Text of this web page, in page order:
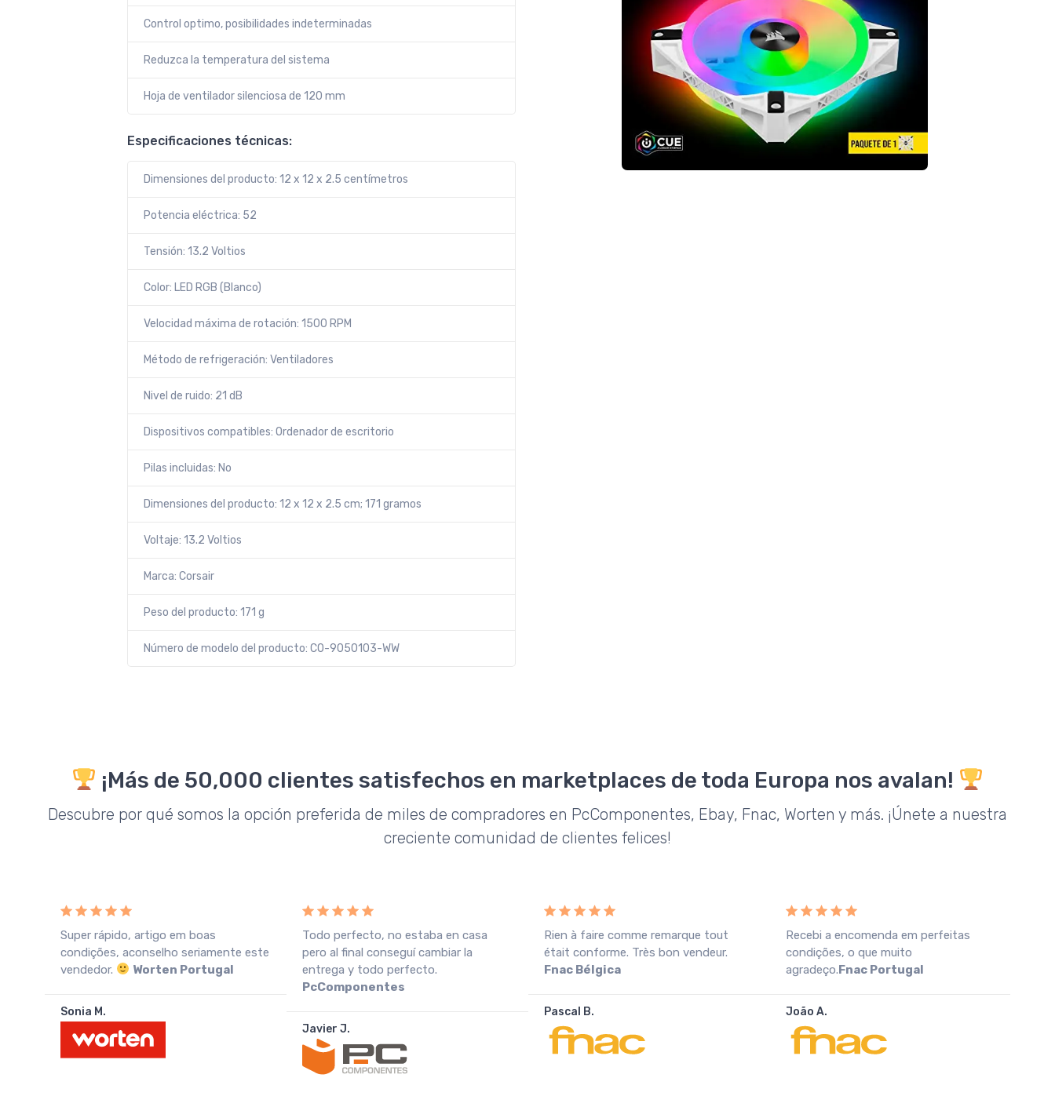
Control optimo, posibilidades indeterminadas
Reduzca la temperatura del sistema
Hoja de ventilador silenciosa de 120 mm
Especificaciones técnicas:
Dimensiones del producto: 12 x 12 x 2.5 centímetros
Potencia eléctrica: 52
Tensión: 13.2 Voltios
Color: LED RGB (Blanco)
Velocidad máxima de rotación: 1500 RPM
Método de refrigeración: Ventiladores
Nivel de ruido: 21 dB
Dispositivos compatibles: Ordenador de escritorio
Pilas incluidas: No
Dimensiones del producto: 12 x 12 x 2.5 cm; 171 gramos
Voltaje: 13.2 Voltios
Marca: Corsair
Peso del producto: 171 g
Número de modelo del producto: CO-9050103-WW
¡Más de 50,000 clientes satisfechos en marketplaces de toda Europa nos avalan!
Descubre por qué somos la opción preferida de miles de compradores en PcComponentes, Ebay, Fnac, Worten y más. ¡Únete a nuestra
creciente comunidad de clientes felices!
Super rápido, artigo em boas
condições, aconselho seriamente este
vendedor.
Worten Portugal
Sonia M.
Todo perfecto, no estaba en casa
pero al final conseguí cambiar la
entrega y todo perfecto.
PcComponentes
Javier J.
Rien à faire comme remarque tout
était conforme. Très bon vendeur.
Fnac Bélgica
Pascal B.
Recebi a encomenda em perfeitas
condições, o que muito
agradeço.Fnac Portugal
João A.